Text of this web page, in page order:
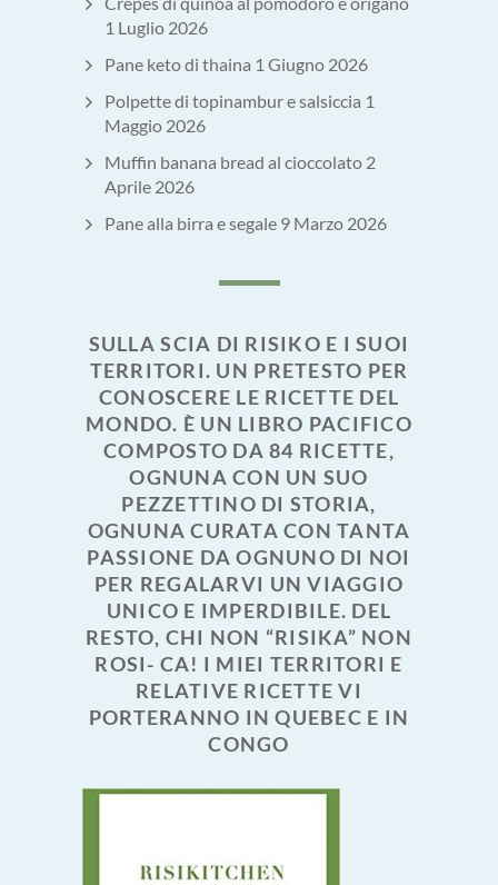
1 Luglio 2026
Pane keto di thaina 1 Giugno 2026
Polpette di topinambur e salsiccia 1
Maggio 2026
Muffin banana bread al cioccolato 2
Aprile 2026
Pane alla birra e segale 9 Marzo 2026
SULLA SCIA DI RISIKO E I SUOI
TERRITORI. UN PRETESTO PER
CONOSCERE LE RICETTE DEL
MONDO. È UN LIBRO PACIFICO
COMPOSTO DA 84 RICETTE,
OGNUNA CON UN SUO
PEZZETTINO DI STORIA,
OGNUNA CURATA CON TANTA
PASSIONE DA OGNUNO DI NOI
PER REGALARVI UN VIAGGIO
UNICO E IMPERDIBILE. DEL
RESTO, CHI NON “RISIKA” NON
ROSI- CA! I MIEI TERRITORI E
RELATIVE RICETTE VI
PORTERANNO IN QUEBEC E IN
CONGO